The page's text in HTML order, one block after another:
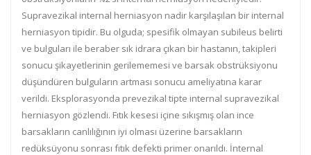
Supravezikal internal herniasyon nadir karşılaşılan bir internal
herniasyon tipidir. Bu olguda; spesifik olmayan subileus belirti
ve bulguları ile beraber sık idrara çıkan bir hastanın, takipleri
sonucu şikayetlerinin gerilememesi ve barsak obstrüksiyonu
düşündüren bulguların artması sonucu ameliyatına karar
verildi. Eksplorasyonda prevezikal tipte internal supravezikal
herniasyon gözlendi. Fıtık kesesi içine sıkışmış olan ince
barsakların canlılığının iyi olması üzerine barsakların
redüksüyonu sonrası fıtık defekti primer onarıldı. İnternal